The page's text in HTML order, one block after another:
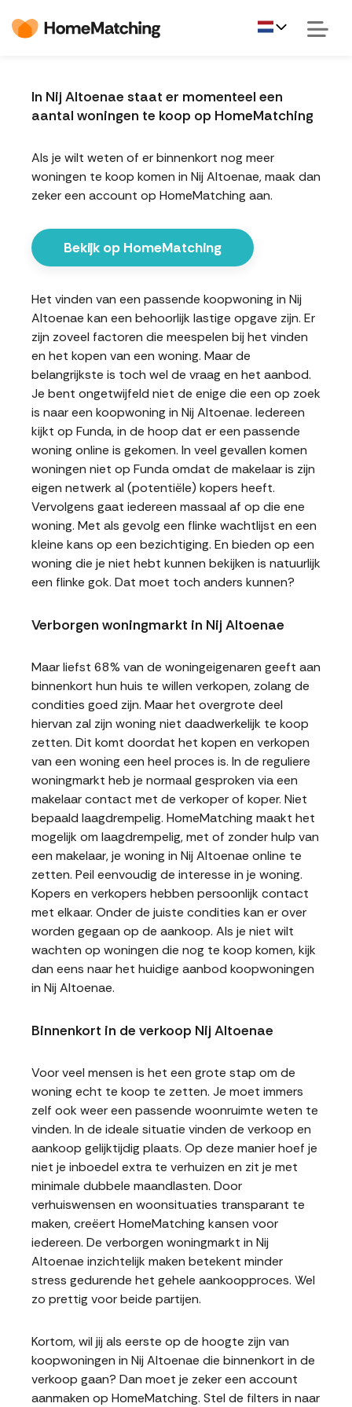
In Nij Altoenae staat er momenteel een
aantal woningen te koop op HomeMatching
Als je wilt weten of er binnenkort nog meer
woningen te koop komen in Nij Altoenae, maak dan
zeker een account op HomeMatching aan.
Bekijk op HomeMatching
Het vinden van een passende koopwoning in Nij
Altoenae kan een behoorlijk lastige opgave zijn. Er
zijn zoveel factoren die meespelen bij het vinden
en het kopen van een woning. Maar de
belangrijkste is toch wel de vraag en het aanbod.
Je bent ongetwijfeld niet de enige die een op zoek
is naar een koopwoning in Nij Altoenae. Iedereen
kijkt op Funda, in de hoop dat er een passende
woning online is gekomen. In veel gevallen komen
woningen niet op Funda omdat de makelaar is zijn
eigen netwerk al (potentiële) kopers heeft.
Vervolgens gaat iedereen massaal af op die ene
woning. Met als gevolg een flinke wachtlijst en een
kleine kans op een bezichtiging. En bieden op een
woning die je niet hebt kunnen bekijken is natuurlijk
een flinke gok. Dat moet toch anders kunnen?
Verborgen woningmarkt in Nij Altoenae
Maar liefst 68% van de woningeigenaren geeft aan
binnenkort hun huis te willen verkopen, zolang de
condities goed zijn. Maar het overgrote deel
hiervan zal zijn woning niet daadwerkelijk te koop
zetten. Dit komt doordat het kopen en verkopen
van een woning een heel proces is. In de reguliere
woningmarkt heb je normaal gesproken via een
makelaar contact met de verkoper of koper. Niet
bepaald laagdrempelig. HomeMatching maakt het
mogelijk om laagdrempelig, met of zonder hulp van
een makelaar, je woning in Nij Altoenae online te
zetten. Peil eenvoudig de interesse in je woning.
Kopers en verkopers hebben persoonlijk contact
met elkaar. Onder de juiste condities kan er over
worden gegaan op de aankoop. Als je niet wilt
wachten op woningen die nog te koop komen, kijk
dan eens naar het huidige aanbod koopwoningen
in Nij Altoenae.
Binnenkort in de verkoop Nij Altoenae
Voor veel mensen is het een grote stap om de
woning echt te koop te zetten. Je moet immers
zelf ook weer een passende woonruimte weten te
vinden. In de ideale situatie vinden de verkoop en
aankoop gelijktijdig plaats. Op deze manier hoef je
niet je inboedel extra te verhuizen en zit je met
minimale dubbele maandlasten. Door
verhuiswensen en woonsituaties transparant te
maken, creëert HomeMatching kansen voor
iedereen. De verborgen woningmarkt in Nij
Altoenae inzichtelijk maken betekent minder
stress gedurende het gehele aankoopproces. Wel
zo prettig voor beide partijen.
Kortom, wil jij als eerste op de hoogte zijn van
koopwoningen in Nij Altoenae die binnenkort in de
verkoop gaan? Dan moet je zeker een account
aanmaken op HomeMatching. Stel de filters in naar